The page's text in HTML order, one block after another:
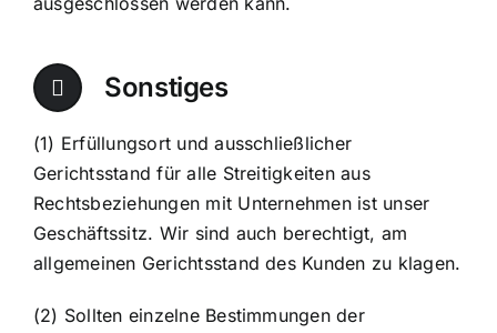
Sonstiges
(1) Erfüllungsort und ausschließlicher
Gerichtsstand für alle Streitigkeiten aus
Rechtsbeziehungen mit Unternehmen ist unser
Geschäftssitz. Wir sind auch berechtigt, am
allgemeinen Gerichtsstand des Kunden zu klagen.
(2) Sollten einzelne Bestimmungen der